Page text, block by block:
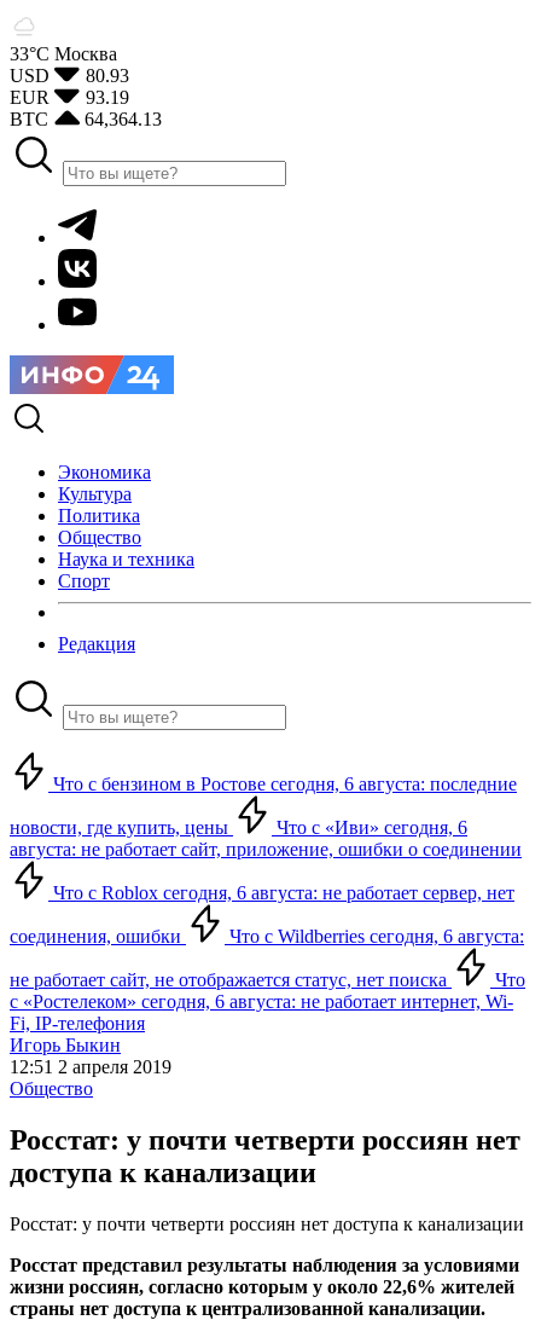
33°С Москва
USD
80.93
EUR
93.19
BTC
64,364.13
Экономика
Культура
Политика
Общество
Наука и техника
Спорт
Редакция
Что с бензином в Ростове сегодня, 6 августа: последние
новости, где купить, цены
Что с «Иви» сегодня, 6
августа: не работает сайт, приложение, ошибки о соединении
Что с Roblox сегодня, 6 августа: не работает сервер, нет
соединения, ошибки Что с Wildberries сегодня, 6 августа:
не работает сайт, не отображается статус, нет поиска
Что
с «Ростелеком» сегодня, 6 августа: не работает интернет, Wi-
Fi, IP-телефония
Игорь Быкин
12:51 2 апреля 2019
Общество
Росстат: у почти четверти россиян нет
доступа к канализации
Росстат: у почти четверти россиян нет доступа к канализации
Росстат представил результаты наблюдения за условиями
жизни россиян, согласно которым у около 22,6% жителей
страны нет доступа к централизованной канализации.